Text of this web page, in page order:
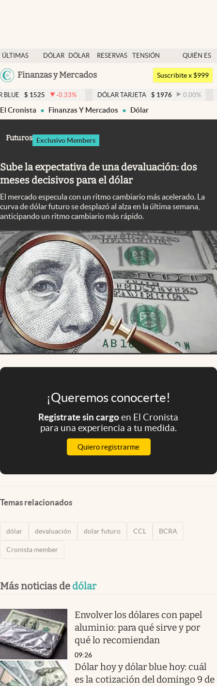
ÚLTIMAS
NOTICIAS
DÓLAR
DÓLAR
RESERVAS
TENSIÓN
GEOPOLÍTICA
QUIÉN ES
QUIÉN
Argentina
Finanzas y Mercados
Dólar
Members
Economía y Política
Finanzas y Mercados
Columnistas
Otras secciones
Apertura
Clase
Clima
Mundial 2026
Eventos Corporativos
El Cronista Studio
Mediakit
abre en nueva pestaña
Suscribite x $999
-0.33% DÓLAR TARJETA $ 1976 0.00% DÓLAR
El Cronista Finanzas Y Mercados Dólar
Futuros Exclusivo Members
Sube la expectativa de una devaluación: dos
meses decisivos para el dólar
El mercado especula con un ritmo cambiario más acelerado. La
curva de dólar futuro se desplazó al alza en la última semana,
anticipando un ritmo cambiario más rápido.
¡Queremos conocerte!
Registrate sin cargoen El Cronista
para una experiencia a tu medida.
Quiero registrarme
Temas relacionados
dólar devaluación dolar futuro CCL BCRA
Cronista member
Más noticias de dólar
Envolver los dólares con papel
aluminio: para qué sirve y por
qué lo recomiendan
09:26
Dólar hoy y dólar blue hoy: cuál
es la cotización del domingo 9 de